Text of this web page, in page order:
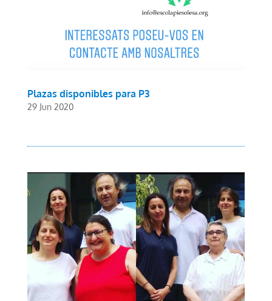
Plazas disponibles para P3
29 Jun 2020